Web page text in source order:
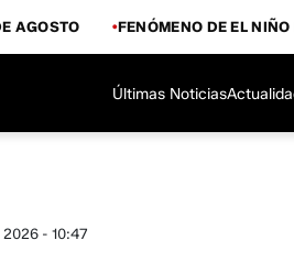
AGOSTO FENÓMENO DE EL
Últimas Noticias
2026 - 10:47